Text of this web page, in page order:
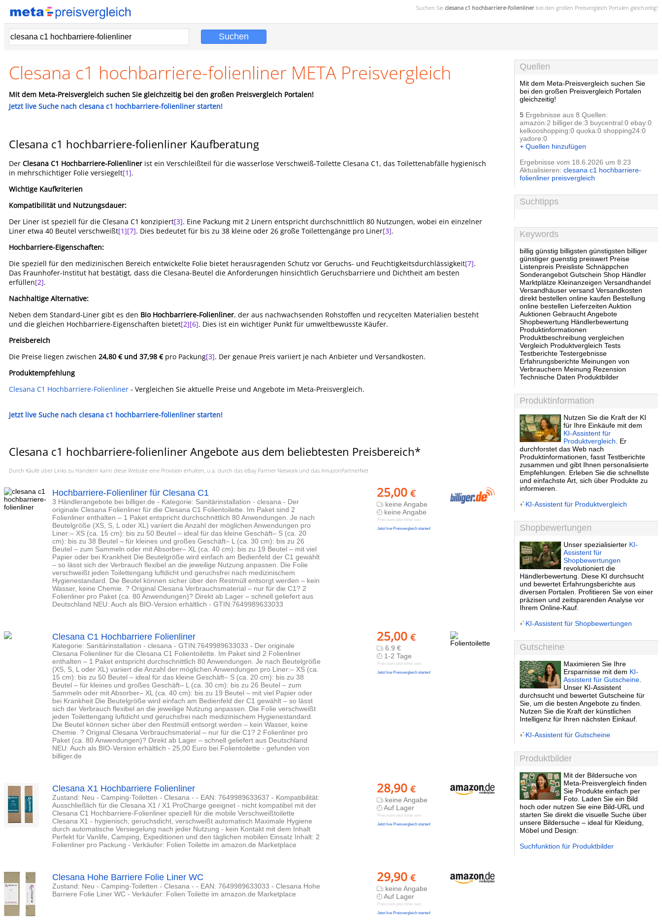
Suchen Sie clesana c1 hochbarriere-folienliner bei den großen Preisvergleich Portalen gleichzeitig!
Clesana c1 hochbarriere-folienliner META Preisvergleich
Mit dem Meta-Preisvergleich suchen Sie gleichzeitig bei den großen Preisvergleich Portalen!
Jetzt live Suche nach clesana c1 hochbarriere-folienliner starten!
Clesana c1 hochbarriere-folienliner Kaufberatung
Der Clesana C1 Hochbarriere-Folienliner ist ein Verschleißteil für die wasserlose Verschweiß-Toilette Clesana C1, das Toilettenabfälle hygienisch
in mehrschichtiger Folie versiegelt[1].
Wichtige Kaufkriterien
Kompatibilität und Nutzungsdauer:
Der Liner ist speziell für die Clesana C1 konzipiert[3]. Eine Packung mit 2 Linern entspricht durchschnittlich 80 Nutzungen, wobei ein einzelner
Liner etwa 40 Beutel verschweißt[1][7]. Dies bedeutet für bis zu 38 kleine oder 26 große Toilettengänge pro Liner[3].
Hochbarriere-Eigenschaften:
Die speziell für den medizinischen Bereich entwickelte Folie bietet herausragenden Schutz vor Geruchs- und Feuchtigkeitsdurchlässigkeit[7].
Das Fraunhofer-Institut hat bestätigt, dass die Clesana-Beutel die Anforderungen hinsichtlich Geruchsbarriere und Dichtheit am besten
erfüllen[2].
Nachhaltige Alternative:
Neben dem Standard-Liner gibt es den Bio Hochbarriere-Folienliner, der aus nachwachsenden Rohstoffen und recycelten Materialien besteht
und die gleichen Hochbarriere-Eigenschaften bietet[2][6]. Dies ist ein wichtiger Punkt für umweltbewusste Käufer.
Preisbereich
Die Preise liegen zwischen 24,80 € und 37,98 €pro Packung[3]. Der genaue Preis variiert je nach Anbieter und Versandkosten.
Produktempfehlung
Clesana C1 Hochbarriere-Folienliner - Vergleichen Sie aktuelle Preise und Angebote im Meta-Preisvergleich.
Jetzt live Suche nach clesana c1 hochbarriere-folienliner starten!
Clesana c1 hochbarriere-folienliner Angebote aus dem beliebtesten Preisbereich*
Durch Käufe über Links zu Händlern kann diese Website eine Provision erhalten, u.a. durch das eBay Partner Network und das AmazonPartnerNet
25,00 €
keine Angabe
keine Angabe
Preis kann jetzt höher sein
Jetzt live Preisvergleich starten!
Hochbarriere-Folienliner für Clesana C1
3 Händlerangebote bei billiger.de - Kategorie: Sanitärinstallation - clesana - Der
originale Clesana Folienliner für die Clesana C1 Folientoilette. Im Paket sind 2
Folienliner enthalten – 1 Paket entspricht durchschnittlich 80 Anwendungen. Je nach
Beutelgröße (XS, S, L oder XL) variiert die Anzahl der möglichen Anwendungen pro
Liner:– XS (ca. 15 cm): bis zu 50 Beutel – ideal für das kleine Geschäft– S (ca. 20
cm): bis zu 38 Beutel – für kleines und großes Geschäft– L (ca. 30 cm): bis zu 26
Beutel – zum Sammeln oder mit Absorber– XL (ca. 40 cm): bis zu 19 Beutel – mit viel
Papier oder bei Krankheit Die Beutelgröße wird einfach am Bedienfeld der C1 gewählt
– so lässt sich der Verbrauch flexibel an die jeweilige Nutzung anpassen. Die Folie
verschweißt jeden Toilettengang luftdicht und geruchsfrei nach medizinischem
Hygienestandard. Die Beutel können sicher über den Restmüll entsorgt werden – kein
Wasser, keine Chemie. ? Original Clesana Verbrauchsmaterial – nur für die C1? 2
Folienliner pro Paket (ca. 80 Anwendungen)? Direkt ab Lager – schnell geliefert aus
Deutschland NEU: Auch als BIO-Version erhältlich - GTIN:7649989633033
25,00 €
6.9 €
1-2 Tage
Preis kann jetzt höher sein
Jetzt live Preisvergleich starten!
Clesana C1 Hochbarriere Folienliner
Kategorie: Sanitärinstallation - clesana - GTIN:7649989633033 - Der originale
Clesana Folienliner für die Clesana C1 Folientoilette. Im Paket sind 2 Folienliner
enthalten – 1 Paket entspricht durchschnittlich 80 Anwendungen. Je nach Beutelgröße
(XS, S, L oder XL) variiert die Anzahl der möglichen Anwendungen pro Liner:– XS (ca.
15 cm): bis zu 50 Beutel – ideal für das kleine Geschäft– S (ca. 20 cm): bis zu 38
Beutel – für kleines und großes Geschäft– L (ca. 30 cm): bis zu 26 Beutel – zum
Sammeln oder mit Absorber– XL (ca. 40 cm): bis zu 19 Beutel – mit viel Papier oder
bei Krankheit Die Beutelgröße wird einfach am Bedienfeld der C1 gewählt – so lässt
sich der Verbrauch flexibel an die jeweilige Nutzung anpassen. Die Folie verschweißt
jeden Toilettengang luftdicht und geruchsfrei nach medizinischem Hygienestandard.
Die Beutel können sicher über den Restmüll entsorgt werden – kein Wasser, keine
Chemie. ? Original Clesana Verbrauchsmaterial – nur für die C1? 2 Folienliner pro
Paket (ca. 80 Anwendungen)? Direkt ab Lager – schnell geliefert aus Deutschland
NEU: Auch als BIO-Version erhältlich - 25,00 Euro bei Folientoilette - gefunden von
billiger.de
28,90 €
keine Angabe
Auf Lager
Preis kann jetzt höher sein
Jetzt live Preisvergleich starten!
Clesana X1 Hochbarriere Folienliner
Zustand: Neu - Camping-Toiletten - Clesana - - EAN: 7649989633637 - Kompatibilität:
Ausschließlich für die Clesana X1 / X1 ProCharge geeignet - nicht kompatibel mit der
Clesana C1 Hochbarriere-Folienliner speziell für die mobile Verschweißtoilette
Clesana X1 - hygienisch, geruchsdicht, verschweißt automatisch Maximale Hygiene
durch automatische Versiegelung nach jeder Nutzung - kein Kontakt mit dem Inhalt
Perfekt für Vanlife, Camping, Expeditionen und den täglichen mobilen Einsatz Inhalt: 2
Folienliner pro Packung - Verkäufer: Folien Toilette im amazon.de Marketplace
29,90 €
keine Angabe
Auf Lager
Preis kann jetzt höher sein
Jetzt live Preisvergleich starten!
Clesana Hohe Barriere Folie Liner WC
Zustand: Neu - Camping-Toiletten - Clesana - - EAN: 7649989633033 - Clesana Hohe
Barriere Folie Liner WC - Verkäufer: Folien Toilette im amazon.de Marketplace
Quellen
Mit dem Meta-Preisvergleich suchen Sie
bei den großen Preisvergleich Portalen
gleichzeitig!
5 Ergebnisse aus 8 Quellen:
amazon:2 billiger.de:3 buycentral:0 ebay:0
kelkooshopping:0 quoka:0 shopping24:0
yadore:0
+ Quellen hinzufügen
Ergebnisse vom 18.6.2026 um 8:23
Aktualisieren: clesana c1 hochbarriere-
folienliner preisvergleich
Suchtipps
Keywords
billig günstig billigsten günstigsten billiger
günstiger guenstig preiswert Preise
Listenpreis Preisliste Schnäppchen
Sonderangebot Gutschein Shop Händler
Marktplätze Kleinanzeigen Versandhandel
Versandhäuser versand Versandkosten
direkt bestellen online kaufen Bestellung
online bestellen Lieferzeiten Auktion
Auktionen Gebraucht Angebote
Shopbewertung Händlerbewertung
Produktinformationen
Produktbeschreibung vergleichen
Vergleich Produktvergleich Tests
Testberichte Testergebnisse
Erfahrungsberichte Meinungen von
Verbrauchern Meinung Rezension
Technische Daten Produktbilder
Produktinformation
Nutzen Sie die Kraft der KI
für Ihre Einkäufe mit dem
KI-Assistent für
Produktvergleich . Er
durchforstet das Web nach
Produktinformationen, fasst Testberichte
zusammen und gibt Ihnen personalisierte
Empfehlungen. Erleben Sie die schnellste
und einfachste Art, sich über Produkte zu
informieren.
KI-Assistent für Produktvergleich
Shopbewertungen
Unser spezialisierter KI-
Assistent für
Shopbewertungen
revolutioniert die
Händlerbewertung. Diese KI durchsucht
und bewertet Erfahrungsberichte aus
diversen Portalen. Profitieren Sie von einer
präzisen und zeitsparenden Analyse vor
Ihrem Online-Kauf.
KI-Assistent für Shopbewertungen
Gutscheine
Maximieren Sie Ihre
Ersparnisse mit dem KI-
Assistent für Gutscheine
Unser KI-Assistent
durchsucht und bewertet Gutscheine für
Sie, um die besten Angebote zu finden.
Nutzen Sie die Kraft der künstlichen
Intelligenz für Ihren nächsten Einkauf.
KI-Assistent für Gutscheine
Produktbilder
Mit der Bildersuche von
Meta-Preisvergleich finden
Sie Produkte einfach per
Foto. Laden Sie ein Bild
hoch oder nutzen Sie eine Bild-URL und
starten Sie direkt die visuelle Suche über
unsere Bildersuche – ideal für Kleidung,
Möbel und Design:
Suchfunktion für Produktbilder